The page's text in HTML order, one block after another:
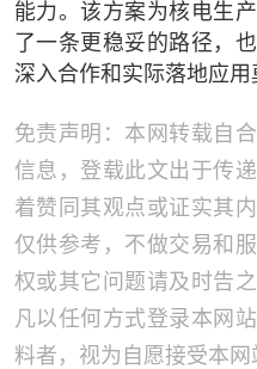
能力。该方案为核电生
了一条更稳妥的路径，
深入合作和实际落地应用
免责声明：本网转载自
信息，登载此文出于传
着赞同其观点或证实其
仅供参考，不做交易和
权或其它问题请及时告
凡以任何方式登录本网
料者，视为自愿接受本网